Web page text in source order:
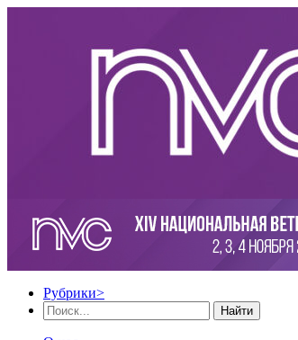
Рубрики>
Найти